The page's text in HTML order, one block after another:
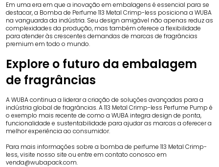
Em uma era em que a inovação em embalagens é essencial para se
destacar, a Bomba de Perfume 113 Metal Crimp-less posiciona a WUBA
na vanguarda da indústria. Seu design amigável não apenas reduz as
complexidades da produção, mas também oferece a flexibilidade
para atender às crescentes demandas de marcas de fragrâncias
premium em todo o mundo.
Explore o futuro da embalagem
de fragrâncias
A WUBA continua a liderar a criação de soluções avançadas para a
indústria global de fragrâncias. A 113 Metal Crimp-less Perfume Pump é
o exemplo mais recente de como a WUBA integra design de ponta,
funcionalidade e sustentabilidade para ajudar as marcas a oferecer a
melhor experiência ao consumidor.
Para mais informações sobre a bomba de perfume 113 Metal Crimp-
less, visite nosso site ou entre em contato conosco em
venda@wubapack.com.